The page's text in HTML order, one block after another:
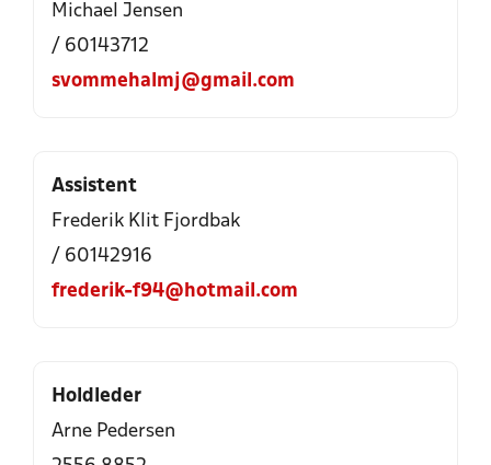
Michael Jensen
/ 60143712
svommehalmj@gmail.com
Assistent
Frederik Klit Fjordbak
/ 60142916
frederik-f94@hotmail.com
Holdleder
Arne Pedersen